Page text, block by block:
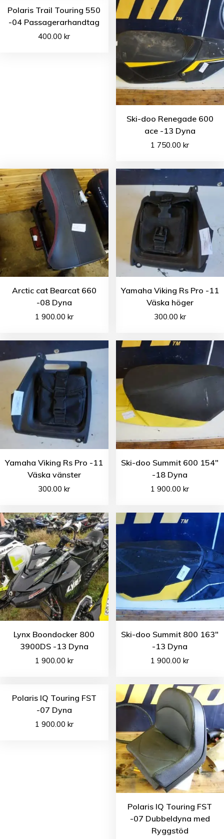
Polaris Trail Touring 550
-04 Passagerarhandtag
400.00kr
Ski-doo Renegade 600
ace -13 Dyna
1 750.00kr
Arctic cat Bearcat 660
-08 Dyna
1 900.00 kr
Yamaha Viking Rs Pro -11
Väska höger
300.00 kr
Yamaha Viking Rs Pro -11
Väska vänster
300.00kr
Ski-doo Summit 600 154″
-18 Dyna
1 900.00kr
Lynx Boondocker 800
3900DS -13 Dyna
1 900.00 kr
Ski-doo Summit 800 163″
-13 Dyna
1 900.00kr
Polaris IQ Touring FST
-07 Dyna
1 900.00 kr
Polaris IQ Touring FST
-07 Dubbeldyna med
Ryggstöd